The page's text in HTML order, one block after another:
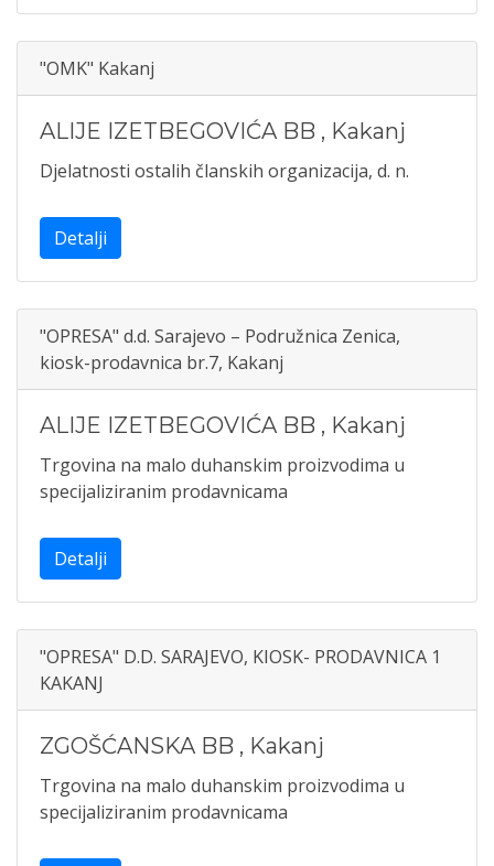
"OMK" Kakanj
ALIJE IZETBEGOVIĆA BB , Kakanj
Djelatnosti ostalih članskih organizacija, d. n.
Detalji
"OPRESA" d.d. Sarajevo – Podružnica Zenica,
kiosk-prodavnica br.7, Kakanj
ALIJE IZETBEGOVIĆA BB , Kakanj
Trgovina na malo duhanskim proizvodima u
specijaliziranim prodavnicama
Detalji
"OPRESA" D.D. SARAJEVO, KIOSK- PRODAVNICA 1
KAKANJ
ZGOŠĆANSKA BB , Kakanj
Trgovina na malo duhanskim proizvodima u
specijaliziranim prodavnicama